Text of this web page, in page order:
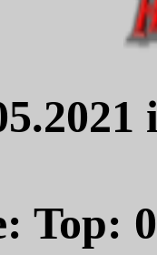
Top: 0